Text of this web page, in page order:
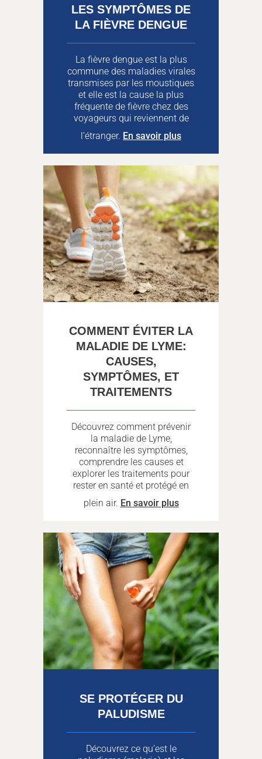
LES SYMPTÔMES DE
LA FIÈVRE DENGUE
La fièvre dengue est la plus
commune des maladies virales
transmises par les moustiques
et elle est la cause la plus
fréquente de fièvre chez des
voyageurs qui reviennent de
l’étranger. En savoir plus
COMMENT ÉVITER LA
MALADIE DE LYME:
CAUSES,
SYMPTÔMES, ET
TRAITEMENTS
Découvrez comment prévenir
la maladie de Lyme,
reconnaître les symptômes,
comprendre les causes et
explorer les traitements pour
rester en santé et protégé en
plein air. En savoir plus
SE PROTÉGER DU
PALUDISME
Découvrez ce qu’est le